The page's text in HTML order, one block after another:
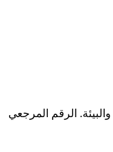
الرقم المرجعي